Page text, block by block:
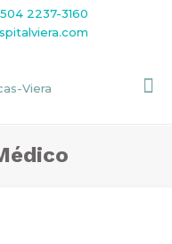
2237-3160